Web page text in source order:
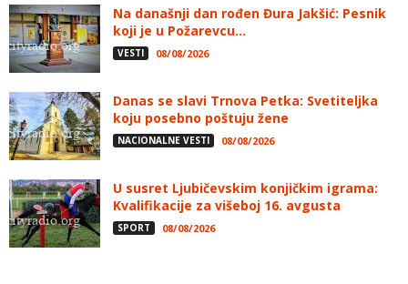
Na današnji dan rođen Đura Jakšić: Pesnik
koji je u Požarevcu...
VESTI 08/08/2026
Danas se slavi Trnova Petka: Svetiteljka
koju posebno poštuju žene
NACIONALNE VESTI 08/08/2026
U susret Ljubičevskim konjičkim igrama:
Kvalifikacije za višeboj 16. avgusta
SPORT 08/08/2026